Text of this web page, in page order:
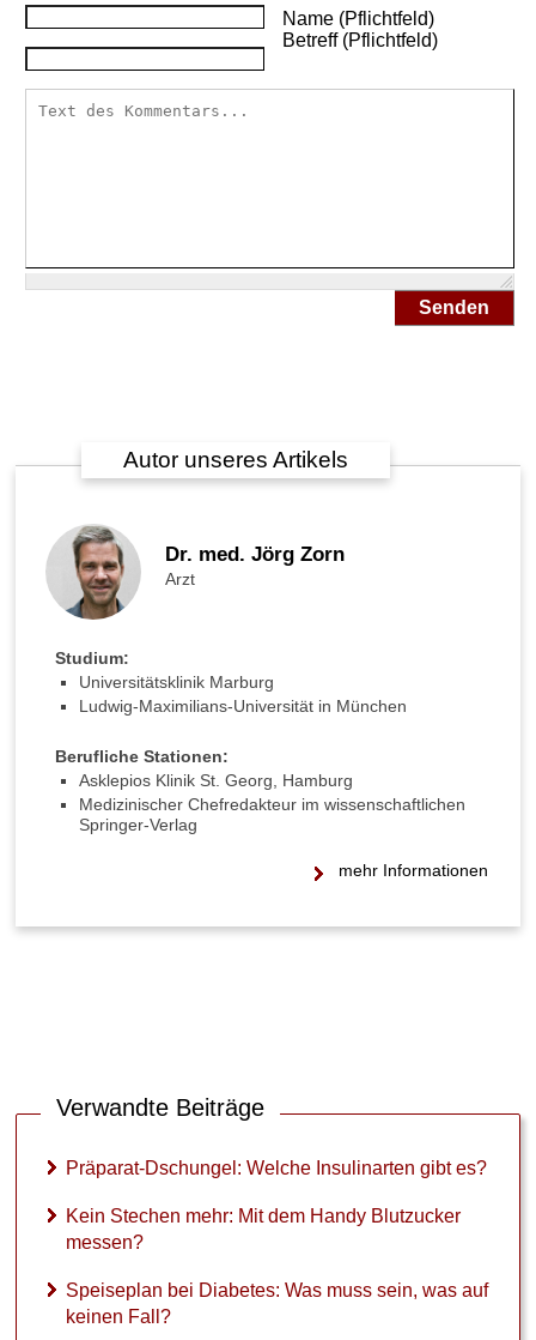
Name (Pflichtfeld)
Betreff (Pflichtfeld)
Senden
Autor unseres Artikels
Dr. med. Jörg Zorn
Arzt
Studium:
Universitätsklinik Marburg
Ludwig-Maximilians-Universität in München
Berufliche Stationen:
Asklepios Klinik St. Georg, Hamburg
Medizinischer Chefredakteur im wissenschaftlichen
Springer-Verlag
mehr Informationen
Verwandte Beiträge
Präparat-Dschungel: Welche Insulinarten gibt es?
Kein Stechen mehr: Mit dem Handy Blutzucker
messen?
Speiseplan bei Diabetes: Was muss sein, was auf
keinen Fall?
Verwandte Beiträge
P
ä
-
D
l
W
e
l
c
h
e
I
n
l
i
n
n
?
e
n
S
e
c